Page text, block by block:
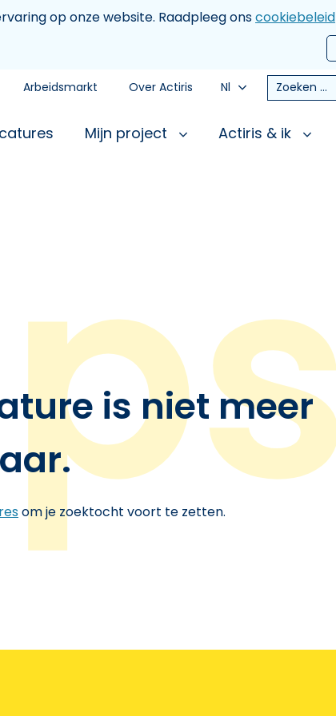
op onze website. Raadpleeg onscookiebeleid
Arbeidsmarkt Over Actiris Nl Zoeken
Mijn project Actiris & ik
is niet meer
om je zoektocht voort te zetten.